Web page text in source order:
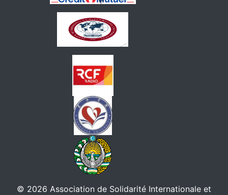
© 2026 Association de Solidarité Internationale et